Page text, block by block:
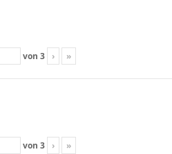
von 3 › »
von 3 › »